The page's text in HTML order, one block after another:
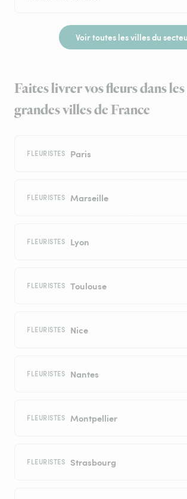
Voir toutes les villes du
Faites livrer vos fleurs dans
grandes villes de France
FLEURISTES Paris
FLEURISTES Marseille
FLEURISTES Lyon
FLEURISTES Toulouse
FLEURISTES Nice
FLEURISTES Nantes
FLEURISTES Montpellier
FLEURISTES Strasbourg